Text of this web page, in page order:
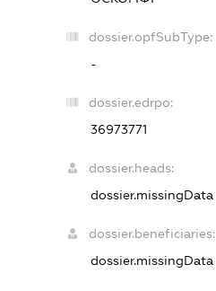
dossier.opfSubType:
-
dossier.edrpo:
36973771
dossier.heads:
dossier.missingData
dossier.beneficiaries:
dossier.missingData